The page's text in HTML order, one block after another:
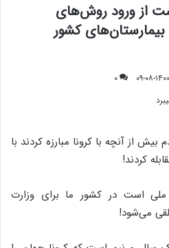
از ورود روش‌های
کشور
۰
از آنچه با کرونا مبارزه کردند با
کردند!
ملی است در کشور ما برای وزارت
می‌شود!